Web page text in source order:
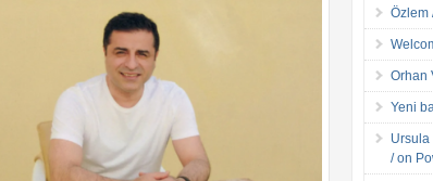
Özlem
Orhan
Yeni
Ursula
/ on